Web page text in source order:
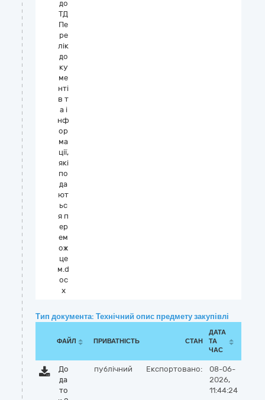
до
ТД
Пе
ре
лік
до
ку
ме
нті
в т
а і
нф
ор
ма
ції,
які
по
да
ют
ьс
я п
ер
ем
ож
це
м.d
oc
x
Тип документа: Технічний опис предмету закупівлі
ФАЙЛ ПРИВАТНІСТЬ СТАН
ДАТА
ТА
ЧАС
До
да
то
публічний Експортовано:
08-06-
2026,
11:44:24